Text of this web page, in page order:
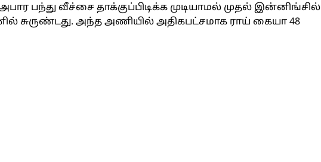
பந்து வீச்சை தாக்குப்பிடிக்க முடியாமல் முதல் இன்னிங்சில்
சுருண்டது. அந்த அணியில் அதிகபட்சமாக ராய் கையா 48